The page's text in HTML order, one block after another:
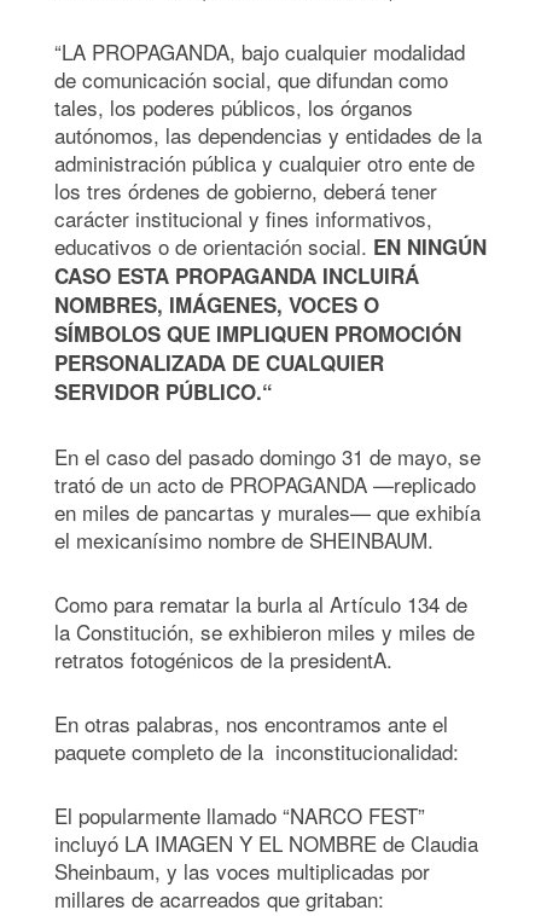
“LA PROPAGANDA, bajo cualquier modalidad
de comunicación social, que difundan como
tales, los poderes públicos, los órganos
autónomos, las dependencias y entidades de la
administración pública y cualquier otro ente de
los tres órdenes de gobierno, deberá tener
carácter institucional y fines informativos,
educativos o de orientación social. EN NINGÚN
CASO ESTA PROPAGANDA INCLUIRÁ
NOMBRES, IMÁGENES, VOCES O
SÍMBOLOS QUE IMPLIQUEN PROMOCIÓN
PERSONALIZADA DE CUALQUIER
SERVIDOR PÚBLICO.“
En el caso del pasado domingo 31 de mayo, se
trató de un acto de PROPAGANDA —replicado
en miles de pancartas y murales— que exhibía
el mexicanísimo nombre de SHEINBAUM.
Como para rematar la burla al Artículo 134 de
la Constitución, se exhibieron miles y miles de
retratos fotogénicos de la presidentA.
En otras palabras, nos encontramos ante el
paquete completo de la inconstitucionalidad:
El popularmente llamado “NARCO FEST”
incluyó LA IMAGEN Y EL NOMBRE de Claudia
Sheinbaum, y las voces multiplicadas por
millares de acarreados que gritaban: